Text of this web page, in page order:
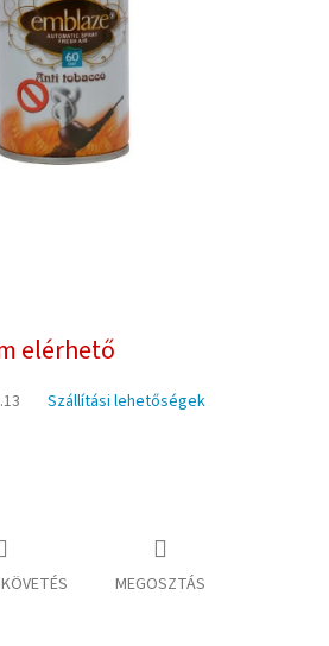
elérhető
Szállítási lehetőségek
MEGOSZTÁS